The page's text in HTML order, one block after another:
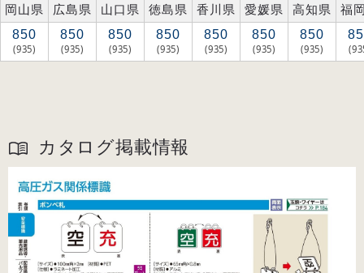
岡山県 広島県 山口県 徳島県 香川県 愛媛県 高知県 福
850
(935)
850
(935)
850
(935)
850
(935)
850
(935)
850
(935)
850
(935)
カタログ掲載情報